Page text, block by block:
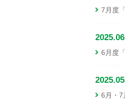
7月度
6月度
6月・7